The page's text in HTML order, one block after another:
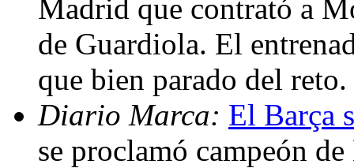
Madrid que contrató a
de Guardiola. El
que bien parado del
Diario Marca: El Barça
se proclamó campeón